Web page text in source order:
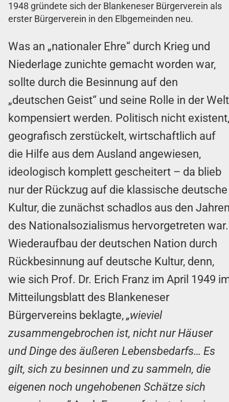
1948 gründete sich der Blankeneser Bürgerverein als
erster Bürgerverein in den Elbgemeinden neu.
Was an „nationaler Ehre“ durch Krieg und
Niederlage zunichte gemacht worden war,
sollte durch die Besinnung auf den
„deutschen Geist“ und seine Rolle in der Welt
kompensiert werden. Politisch nicht existent,
geografisch zerstückelt, wirtschaftlich auf
die Hilfe aus dem Ausland angewiesen,
ideologisch komplett gescheitert – da blieb
nur der Rückzug auf die klassische deutsche
Kultur, die zunächst schadlos aus den
des Nationalsozialismus hervorgetreten war.
Wiederaufbau der deutschen Nation durch
Rückbesinnung auf deutsche Kultur, denn,
wie sich Prof. Dr. Erich Franz im April 1949
Mitteilungsblatt des Blankeneser
Bürgervereins beklagte, „wieviel
zusammengebrochen ist, nicht nur Häuser
und Dinge des äußeren Lebensbedarfs… Es
gilt, sich zu besinnen und zu sammeln, die
eigenen noch ungehobenen Schätze sich